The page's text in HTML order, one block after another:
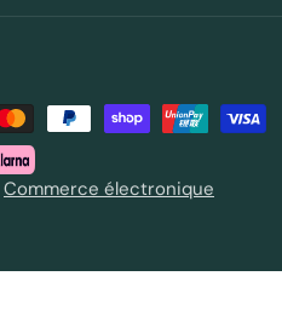
Commerce électronique